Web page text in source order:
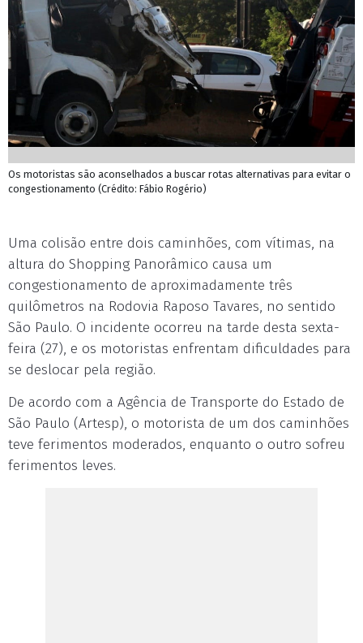
Os motoristas são aconselhados a buscar rotas alternativas para evitar o
congestionamento (Crédito: Fábio Rogério)
Uma colisão entre dois caminhões, com vítimas, na
altura do Shopping Panorâmico causa um
congestionamento de aproximadamente três
quilômetros na Rodovia Raposo Tavares, no sentido
São Paulo. O incidente ocorreu na tarde desta sexta-
feira (27), e os motoristas enfrentam dificuldades para
se deslocar pela região.
De acordo com a Agência de Transporte do Estado de
São Paulo (Artesp), o motorista de um dos caminhões
teve ferimentos moderados, enquanto o outro sofreu
ferimentos leves.